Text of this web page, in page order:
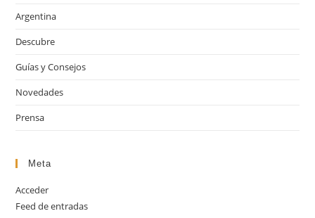
Argentina
Descubre
Guías y Consejos
Novedades
Prensa
Meta
Acceder
Feed de entradas